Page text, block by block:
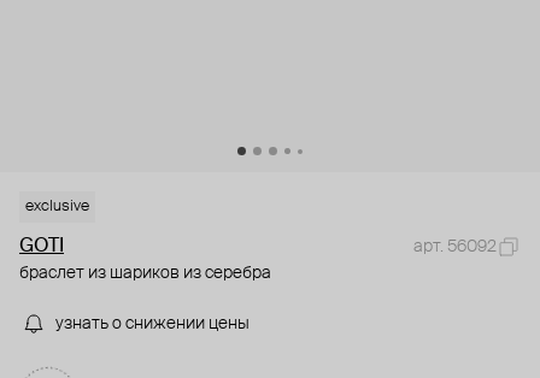
exclusive
GOTI
арт. 56092
браслет из шариков из серебра
узнать о снижении цены